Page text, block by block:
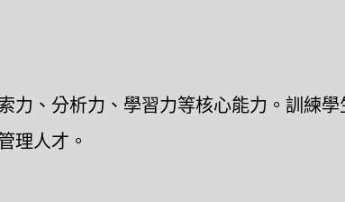
力、分析力、學習力等核心能力。訓練
理人才。